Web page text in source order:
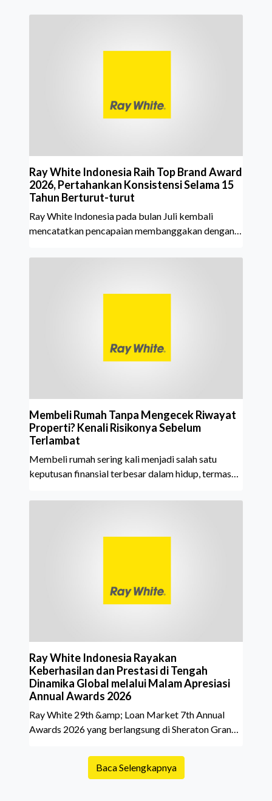
Ray White Indonesia Raih Top Brand Award
2026, Pertahankan Konsistensi Selama 15
Tahun Berturut-turut
Ray White Indonesia pada bulan Juli kembali
mencatatkan pencapaian membanggakan dengan
Property Agent. Penghargaan ini menjadi semakin
White Indonesia. Top Brand Award m
Membeli Rumah Tanpa Mengecek Riwayat
Properti? Kenali Risikonya Sebelum
Terlambat
Membeli rumah sering kali menjadi salah satu
keputusan finansial terbesar dalam hidup, termasuk
aktif merencanakan kepemilikan hunian maupun
kepemilikan hingga riwaya
Ray White Indonesia Rayakan
Keberhasilan dan Prestasi di Tengah
Dinamika Global melalui Malam Apresiasi
Annual Awards 2026
Ray White 29th &amp; Loan Market 7th Annual
Awards 2026 yang berlangsung di Sheraton Grand
menjadi momen istimewa bagi para pelaku industri
properti dan keuangan. Lebih dari 400 marketing
Baca Selengkapnya